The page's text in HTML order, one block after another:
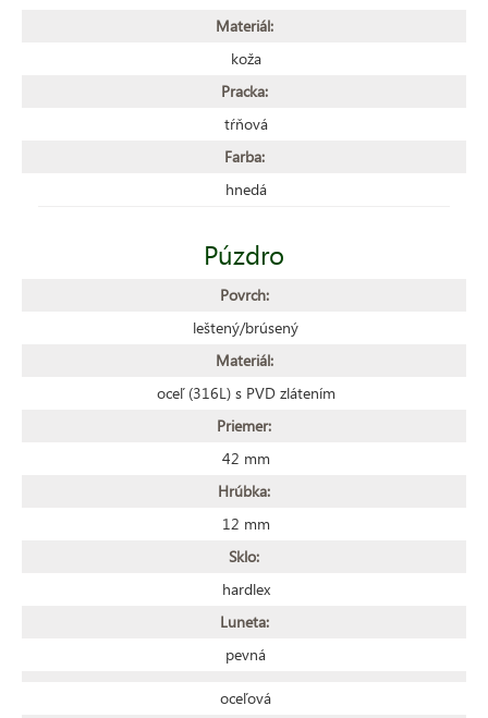
Materiál:
koža
Pracka:
tŕňová
Farba:
hnedá
Púzdro
Povrch:
leštený/brúsený
Materiál:
oceľ (316L) s PVD zlátením
Priemer:
42 mm
Hrúbka:
12 mm
Sklo:
hardlex
Luneta:
pevná
oceľová